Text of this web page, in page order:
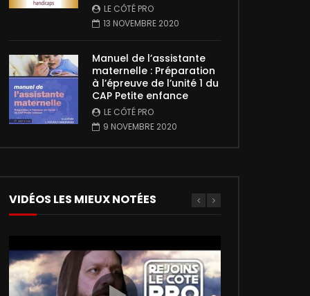
LE CÔTÉ PRO
13 NOVEMBRE 2020
Manuel de l’assistante
maternelle : Préparation
à l’épreuve de l’unité 1 du
CAP Petite enfance
LE CÔTÉ PRO
9 NOVEMBRE 2020
VIDÉOS LES MIEUX NOTÉES